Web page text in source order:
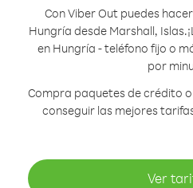
Con Viber Out puedes
Hungría desde Marshall, Islas.
en Hungría - teléfono fijo o
por
Compra paquetes de crédito
conseguir las mejores
Ver